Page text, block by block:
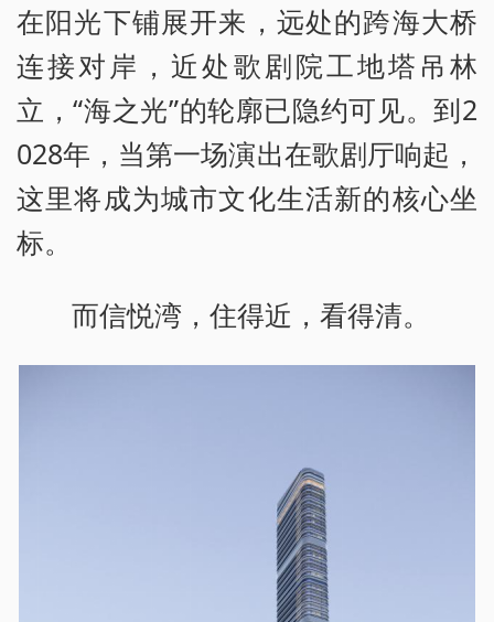
在阳光下铺展开来，远处的跨海大桥
连接对岸，近处歌剧院工地塔吊林
立，“海之光”的轮廓已隐约可见。到2
028年，当第一场演出在歌剧厅响起，
这里将成为城市文化生活新的核心坐
标。
而信悦湾，住得近，看得清。